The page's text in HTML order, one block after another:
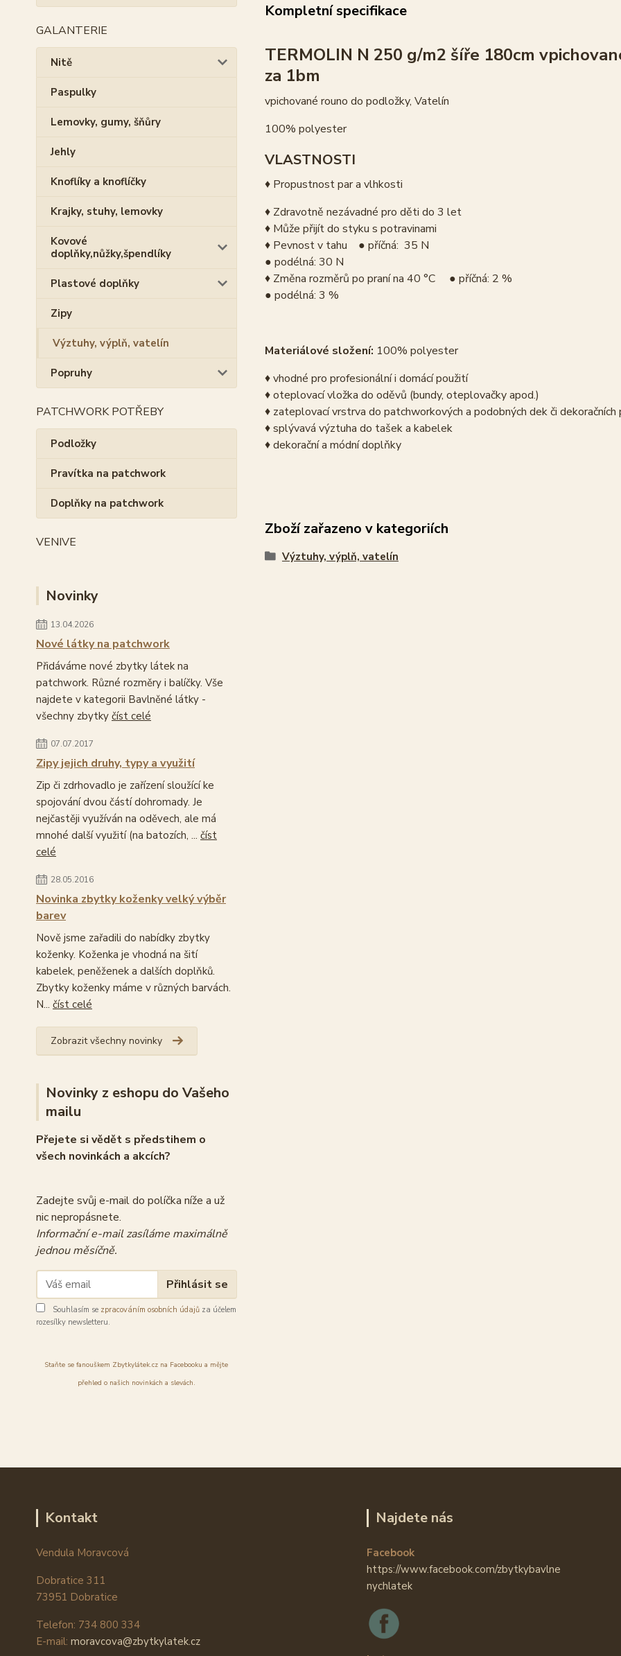
GALANTERIE
Nitě
Paspulky
Lemovky, gumy, šňůry
Jehly
Knoflíky a knoflíčky
Krajky, stuhy, lemovky
Kovové
doplňky,nůžky,špendlíky
Plastové doplňky
Zipy
Výztuhy, výplň, vatelín
Popruhy
PATCHWORK POTŘEBY
Podložky
Pravítka na patchwork
Doplňky na patchwork
VENIVE
Novinky
13.04.2026
Nové látky na patchwork
Přidáváme nové zbytky látek na
patchwork. Různé rozměry i balíčky. Vše
najdete v kategorii Bavlněné látky -
všechny zbytky číst celé
07.07.2017
Zipy jejich druhy, typy a využití
Zip či zdrhovadlo je zařízení sloužící ke
spojování dvou částí dohromady. Je
nejčastěji využíván na oděvech, ale má
mnohé další využití (na batozích, ... číst
celé
28.05.2016
Novinka zbytky koženky velký výběr
barev
Nově jsme zařadili do nabídky zbytky
koženky. Koženka je vhodná na šití
kabelek, peněženek a dalších doplňků.
Zbytky koženky máme v různých barvách.
N... číst celé
Zobrazit všechny novinky
Novinky z eshopu do Vašeho
mailu
Přejete si vědět s předstihem o
všech novinkách a akcích?
Zadejte svůj e-mail do políčka níže a už
nic nepropásnete.
Informační e-mail zasíláme maximálně
jednou měsíčně.
Přihlásit se
Souhlasím se zpracováním osobních údajů za účelem
rozesílky newsletteru.
Staňte se fanouškem Zbytkylátek.cz na Facebooku a mějte
přehled o našich novinkách a slevách.
Kompletní specifikace
TERMOLIN N 250 g/m2 šíře 180cm
za 1bm
vpichované rouno do podložky, Vatelín
100% polyester
VLASTNOSTI
♦ Propustnost par a vlhkosti
♦ Zdravotně nezávadné pro děti do 3 let
♦ Může přijít do styku s potravinami
♦ Pevnost v tahu ● příčná: 35 N
● podélná: 30 N
♦ Změna rozměrů po praní na 40 °C ● příčná: 2 %
● podélná: 3 %
Materiálové složení: 100% polyester
♦ vhodné pro profesionální i domácí použití
♦ oteplovací vložka do oděvů (bundy, oteplovačky apod.)
♦ zateplovací vrstrva do patchworkových a podobných dek či dekoračních
♦ splývavá výztuha do tašek a kabelek
♦ dekorační a módní doplňky
Zboží zařazeno v kategoriích
Výztuhy, výplň, vatelín
Kontakt
Vendula Moravcová
Dobratice 311
73951 Dobratice
Telefon: 734 800 334
E-mail: moravcova@zbytkylatek.cz
Najdete nás
Facebook
https://www.facebook.com/zbytkybavlne
nychlatek